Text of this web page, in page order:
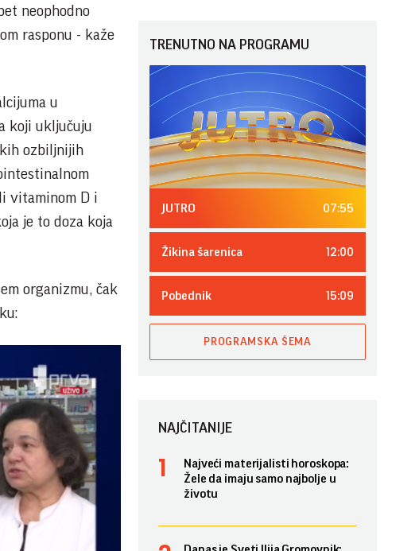
neophodno
rasponu - kaže
u
koji uključuju
ozbiljnijih
vitaminom D i
je to doza koja
organizmu, čak
TRENUTNO NA PROGRAMU
JUTRO 07:55
Žikina šarenica 12:00
Pobednik 15:09
PROGRAMSKA ŠEMA
NAJČITANIJE
Najveći materijalisti horoskopa:
Žele da imaju samo najbolje u
životu